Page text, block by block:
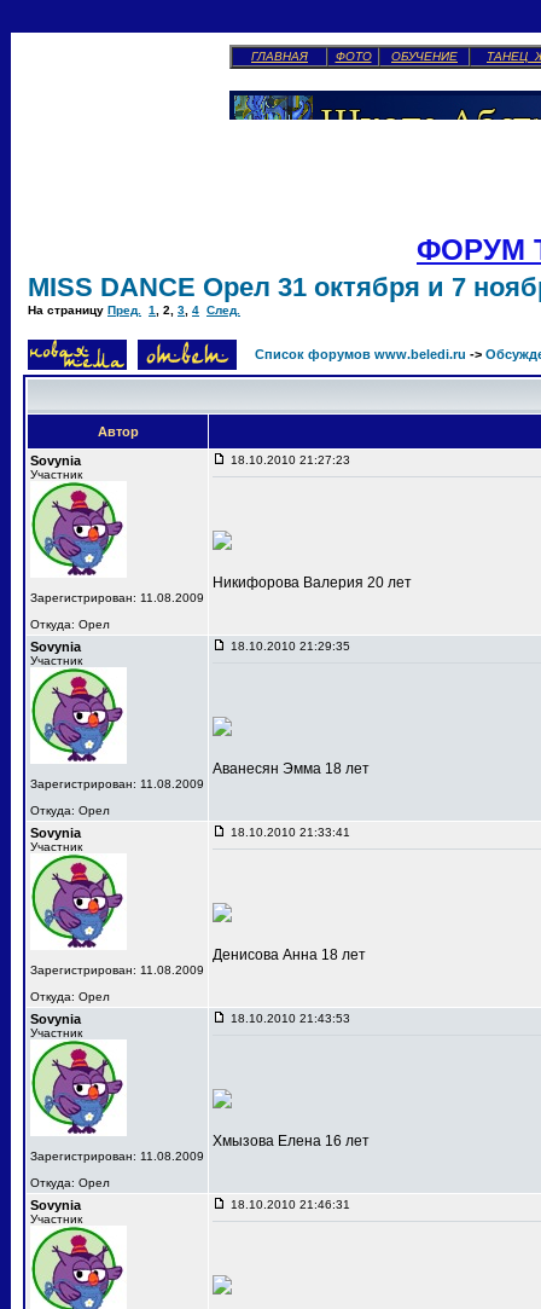
ГЛАВНАЯ ФОТО ОБУЧЕНИЕ ТАНЕЦ
ФОРУМ
MISS DANCE Орел 31 октября и 7
На страницу Пред. 1 2 3 4 След.
Список форумов www.beledi.ru ->
Автор
Sovynia
Участник
Зарегистрирован: 11.08.2009
Откуда: Орел
18.10.2010 21:27:23
Никифорова Валерия 20 лет
Sovynia
Участник
Зарегистрирован: 11.08.2009
Откуда: Орел
18.10.2010 21:29:35
Аванесян Эмма 18 лет
Sovynia
Участник
Зарегистрирован: 11.08.2009
Откуда: Орел
18.10.2010 21:33:41
Денисова Анна 18 лет
Sovynia
Участник
Зарегистрирован: 11.08.2009
Откуда: Орел
18.10.2010 21:43:53
Хмызова Елена 16 лет
Sovynia
Участник
18.10.2010 21:46:31